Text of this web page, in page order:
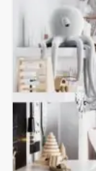
proizvod
više
varijanti.
Opcije
se
mogu
odabrati
na
stranici
proizvoda